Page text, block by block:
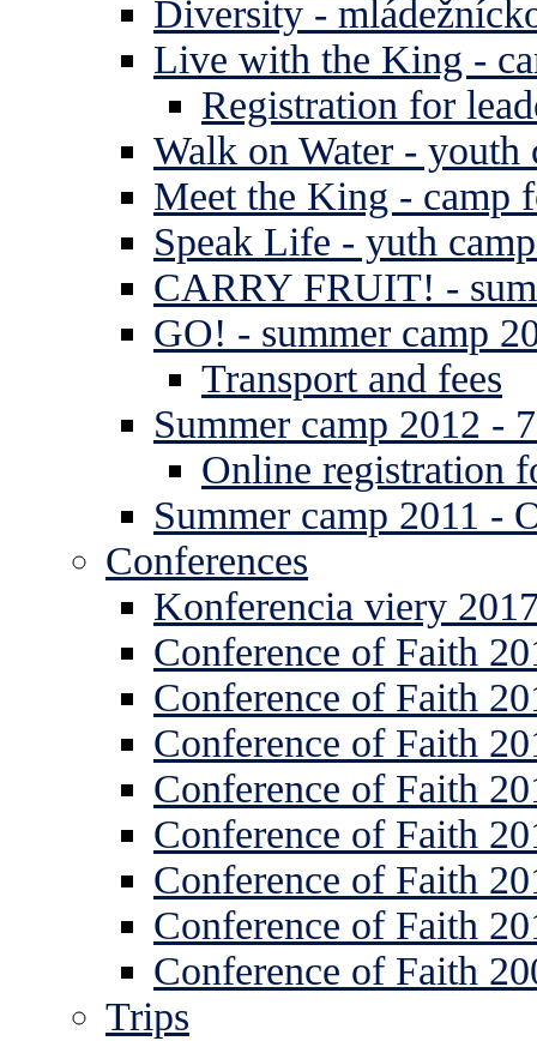
Diversity -
Live with the King -
Registration for
Walk on Water - youth
Meet the King - camp
Speak Life - yuth
CARRY FRUIT! -
GO! - summer camp
Transport and fees
Summer camp 2012 -
Online registration
Summer camp 2011 -
Conferences
Konferencia viery
Conference of Faith
Conference of Faith
Conference of Faith
Conference of Faith
Conference of Faith
Conference of Faith
Conference of Faith
Conference of Faith
Trips